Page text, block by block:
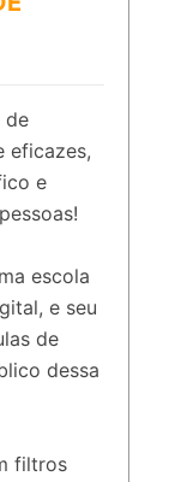
de
eficazes,
e
escola
e seu
de
dessa
filtros